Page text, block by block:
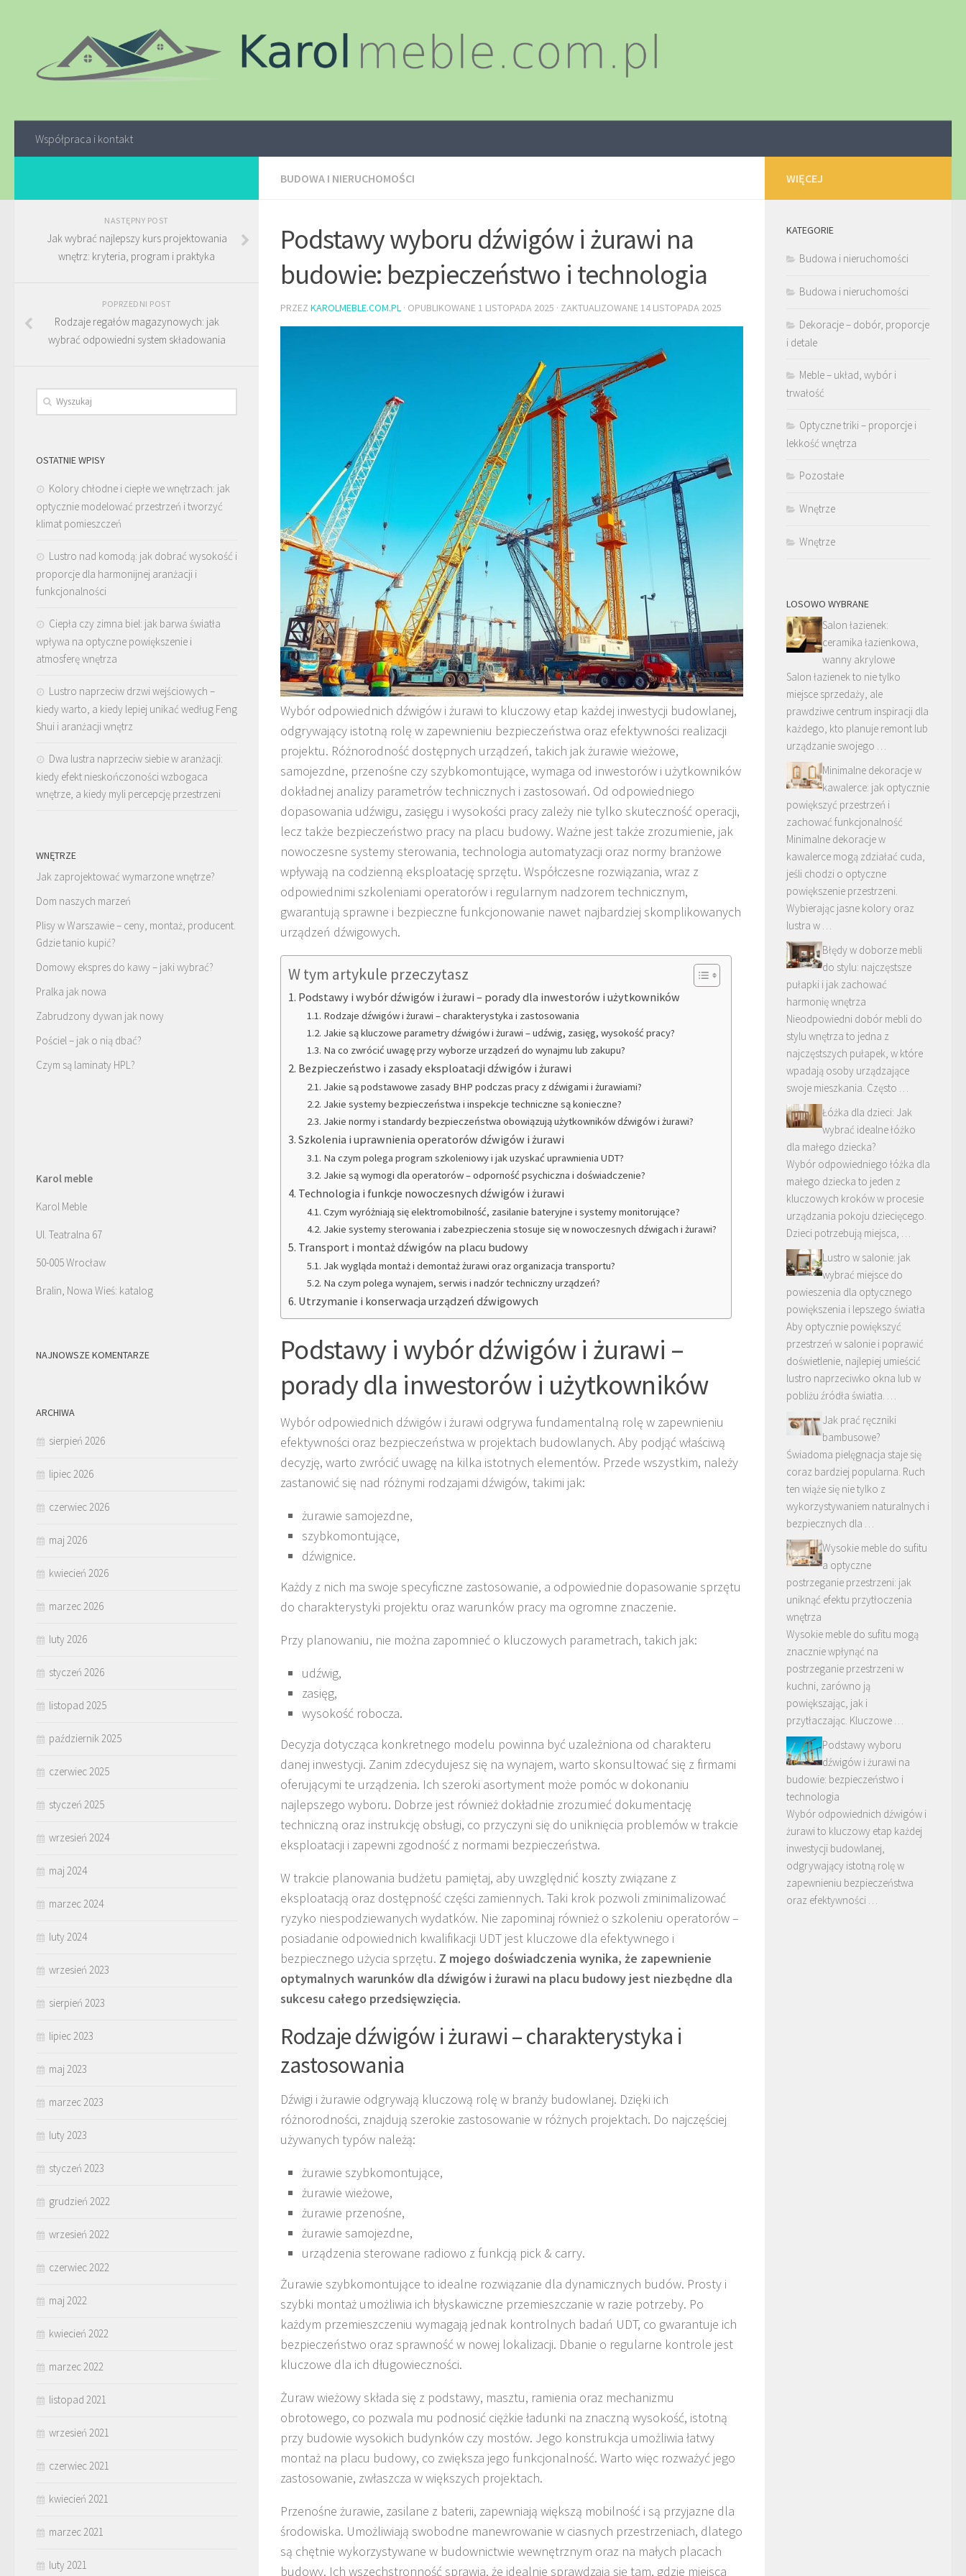
Współpraca i kontakt
BUDOWA I NIERUCHOMOŚCI
Podstawy wyboru dźwigów i żurawi na
budowie: bezpieczeństwo i technologia
PRZEZ KAROLMEBLE.COM.PL · OPUBLIKOWANE 1 LISTOPADA 2025 · ZAKTUALIZOWANE 14 LISTOPADA 2025
Wybór odpowiednich dźwigów i żurawi to kluczowy etap każdej inwestycji budowlanej,
odgrywający istotną rolę w zapewnieniu bezpieczeństwa oraz efektywności realizacji
projektu. Różnorodność dostępnych urządzeń, takich jak żurawie wieżowe,
samojezdne, przenośne czy szybkomontujące, wymaga od inwestorów i użytkowników
dokładnej analizy parametrów technicznych i zastosowań. Od odpowiedniego
dopasowania udźwigu, zasięgu i wysokości pracy zależy nie tylko skuteczność operacji,
lecz także bezpieczeństwo pracy na placu budowy. Ważne jest także zrozumienie, jak
nowoczesne systemy sterowania, technologia automatyzacji oraz normy branżowe
wpływają na codzienną eksploatację sprzętu. Współczesne rozwiązania, wraz z
odpowiednimi szkoleniami operatorów i regularnym nadzorem technicznym,
gwarantują sprawne i bezpieczne funkcjonowanie nawet najbardziej skomplikowanych
urządzeń dźwigowych.
W tym artykule przeczytasz
Podstawy i wybór dźwigów i żurawi – porady dla inwestorów i użytkowników
Rodzaje dźwigów i żurawi – charakterystyka i zastosowania
Jakie są kluczowe parametry dźwigów i żurawi – udźwig, zasięg, wysokość pracy?
Na co zwrócić uwagę przy wyborze urządzeń do wynajmu lub zakupu?
Bezpieczeństwo i zasady eksploatacji dźwigów i żurawi
Jakie są podstawowe zasady BHP podczas pracy z dźwigami i żurawiami?
Jakie systemy bezpieczeństwa i inspekcje techniczne są konieczne?
Jakie normy i standardy bezpieczeństwa obowiązują użytkowników dźwigów i żurawi?
Szkolenia i uprawnienia operatorów dźwigów i żurawi
Na czym polega program szkoleniowy i jak uzyskać uprawnienia UDT?
Jakie są wymogi dla operatorów – odporność psychiczna i doświadczenie?
Technologia i funkcje nowoczesnych dźwigów i żurawi
Czym wyróżniają się elektromobilność, zasilanie bateryjne i systemy monitorujące?
Jakie systemy sterowania i zabezpieczenia stosuje się w nowoczesnych dźwigach i żurawi?
Transport i montaż dźwigów na placu budowy
Jak wygląda montaż i demontaż żurawi oraz organizacja transportu?
Na czym polega wynajem, serwis i nadzór techniczny urządzeń?
Utrzymanie i konserwacja urządzeń dźwigowych
Podstawy i wybór dźwigów i żurawi –
porady dla inwestorów i użytkowników
Wybór odpowiednich dźwigów i żurawi odgrywa fundamentalną rolę w zapewnieniu
efektywności oraz bezpieczeństwa w projektach budowlanych. Aby podjąć właściwą
decyzję, warto zwrócić uwagę na kilka istotnych elementów. Przede wszystkim, należy
zastanowić się nad różnymi rodzajami dźwigów, takimi jak:
żurawie samojezdne,
szybkomontujące,
dźwignice.
Każdy z nich ma swoje specyficzne zastosowanie, a odpowiednie dopasowanie sprzętu
do charakterystyki projektu oraz warunków pracy ma ogromne znaczenie.
Przy planowaniu, nie można zapomnieć o kluczowych parametrach, takich jak:
udźwig,
zasięg,
wysokość robocza.
Decyzja dotycząca konkretnego modelu powinna być uzależniona od charakteru
danej inwestycji. Zanim zdecydujesz się na wynajem, warto skonsultować się z firmami
oferującymi te urządzenia. Ich szeroki asortyment może pomóc w dokonaniu
najlepszego wyboru. Dobrze jest również dokładnie zrozumieć dokumentację
techniczną oraz instrukcję obsługi, co przyczyni się do uniknięcia problemów w trakcie
eksploatacji i zapewni zgodność z normami bezpieczeństwa.
W trakcie planowania budżetu pamiętaj, aby uwzględnić koszty związane z
eksploatacją oraz dostępność części zamiennych. Taki krok pozwoli zminimalizować
ryzyko niespodziewanych wydatków. Nie zapominaj również o szkoleniu operatorów –
posiadanie odpowiednich kwalifikacji UDT jest kluczowe dla efektywnego i
bezpiecznego użycia sprzętu. Z mojego doświadczenia wynika, że zapewnienie
optymalnych warunków dla dźwigów i żurawi na placu budowy jest niezbędne dla
sukcesu całego przedsięwzięcia.
Rodzaje dźwigów i żurawi – charakterystyka i
zastosowania
Dźwigi i żurawie odgrywają kluczową rolę w branży budowlanej. Dzięki ich
różnorodności, znajdują szerokie zastosowanie w różnych projektach. Do najczęściej
używanych typów należą:
żurawie szybkomontujące,
żurawie wieżowe,
żurawie przenośne,
żurawie samojezdne,
urządzenia sterowane radiowo z funkcją pick & carry.
Żurawie szybkomontujące to idealne rozwiązanie dla dynamicznych budów. Prosty i
szybki montaż umożliwia ich błyskawiczne przemieszczanie w razie potrzeby. Po
każdym przemieszczeniu wymagają jednak kontrolnych badań UDT, co gwarantuje ich
bezpieczeństwo oraz sprawność w nowej lokalizacji. Dbanie o regularne kontrole jest
kluczowe dla ich długowieczności.
Żuraw wieżowy składa się z podstawy, masztu, ramienia oraz mechanizmu
obrotowego, co pozwala mu podnosić ciężkie ładunki na znaczną wysokość, istotną
przy budowie wysokich budynków czy mostów. Jego konstrukcja umożliwia łatwy
montaż na placu budowy, co zwiększa jego funkcjonalność. Warto więc rozważyć jego
zastosowanie, zwłaszcza w większych projektach.
Przenośne żurawie, zasilane z baterii, zapewniają większą mobilność i są przyjazne dla
środowiska. Umożliwiają swobodne manewrowanie w ciasnych przestrzeniach, dlatego
są chętnie wykorzystywane w budownictwie wewnętrznym oraz na małych placach
budowy. Ich wszechstronność sprawia, że idealnie sprawdzają się tam, gdzie miejsca
NASTĘPNY POST
Jak wybrać najlepszy kurs projektowania
wnętrz: kryteria, program i praktyka
POPRZEDNI POST
Rodzaje regałów magazynowych: jak
wybrać odpowiedni system składowania
OSTATNIE WPISY
Kolory chłodne i ciepłe we wnętrzach: jak
optycznie modelować przestrzeń i tworzyć
klimat pomieszczeń
Lustro nad komodą: jak dobrać wysokość i
proporcje dla harmonijnej aranżacji i
funkcjonalności
Ciepła czy zimna biel: jak barwa światła
wpływa na optyczne powiększenie i
atmosferę wnętrza
Lustro naprzeciw drzwi wejściowych –
kiedy warto, a kiedy lepiej unikać według Feng
Shui i aranżacji wnętrz
Dwa lustra naprzeciw siebie w aranżacji:
kiedy efekt nieskończoności wzbogaca
wnętrze, a kiedy myli percepcję przestrzeni
WNĘTRZE
Jak zaprojektować wymarzone wnętrze?
Dom naszych marzeń
Plisy w Warszawie – ceny, montaż, producent.
Gdzie tanio kupić?
Domowy ekspres do kawy – jaki wybrać?
Pralka jak nowa
Zabrudzony dywan jak nowy
Pościel – jak o nią dbać?
Czym są laminaty HPL?
Karol meble
Karol Meble
Ul. Teatralna 67
50-005 Wrocław
Bralin, Nowa Wieś: katalog
NAJNOWSZE KOMENTARZE
ARCHIWA
sierpień 2026
lipiec 2026
czerwiec 2026
maj 2026
kwiecień 2026
marzec 2026
luty 2026
styczeń 2026
listopad 2025
październik 2025
czerwiec 2025
styczeń 2025
wrzesień 2024
maj 2024
marzec 2024
luty 2024
wrzesień 2023
sierpień 2023
lipiec 2023
maj 2023
marzec 2023
luty 2023
styczeń 2023
grudzień 2022
wrzesień 2022
czerwiec 2022
maj 2022
kwiecień 2022
marzec 2022
listopad 2021
wrzesień 2021
czerwiec 2021
kwiecień 2021
marzec 2021
luty 2021
WIĘCEJ
KATEGORIE
Budowa i nieruchomości
Budowa i nieruchomości
Dekoracje – dobór, proporcje
i detale
Meble – układ, wybór i
trwałość
Optyczne triki – proporcje i
lekkość wnętrza
Pozostałe
Wnętrze
Wnętrze
LOSOWO WYBRANE
Salon łazienek:
ceramika łazienkowa,
wanny akrylowe
Salon łazienek to nie tylko
miejsce sprzedaży, ale
prawdziwe centrum inspiracji dla
każdego, kto planuje remont lub
urządzanie swojego …
Minimalne dekoracje w
kawalerce: jak optycznie
powiększyć przestrzeń i
zachować funkcjonalność
Minimalne dekoracje w
kawalerce mogą zdziałać cuda,
jeśli chodzi o optyczne
powiększenie przestrzeni.
Wybierając jasne kolory oraz
lustra w …
Błędy w doborze mebli
do stylu: najczęstsze
pułapki i jak zachować
harmonię wnętrza
Nieodpowiedni dobór mebli do
stylu wnętrza to jedna z
najczęstszych pułapek, w które
wpadają osoby urządzające
swoje mieszkania. Często …
Łóżka dla dzieci: Jak
wybrać idealne łóżko
dla małego dziecka?
Wybór odpowiedniego łóżka dla
małego dziecka to jeden z
kluczowych kroków w procesie
urządzania pokoju dziecięcego.
Dzieci potrzebują miejsca, …
Lustro w salonie: jak
wybrać miejsce do
powieszenia dla optycznego
powiększenia i lepszego światła
Aby optycznie powiększyć
przestrzeń w salonie i poprawić
doświetlenie, najlepiej umieścić
lustro naprzeciwko okna lub w
pobliżu źródła światła. …
Jak prać ręczniki
bambusowe?
Świadoma pielęgnacja staje się
coraz bardziej popularna. Ruch
ten wiąże się nie tylko z
wykorzystywaniem naturalnych i
bezpiecznych dla …
Wysokie meble do sufitu
a optyczne
postrzeganie przestrzeni: jak
uniknąć efektu przytłoczenia
wnętrza
Wysokie meble do sufitu mogą
znacznie wpłynąć na
postrzeganie przestrzeni w
kuchni, zarówno ją
powiększając, jak i
przytłaczając. Kluczowe …
Podstawy wyboru
dźwigów i żurawi na
budowie: bezpieczeństwo i
technologia
Wybór odpowiednich dźwigów i
żurawi to kluczowy etap każdej
inwestycji budowlanej,
odgrywający istotną rolę w
zapewnieniu bezpieczeństwa
oraz efektywności …